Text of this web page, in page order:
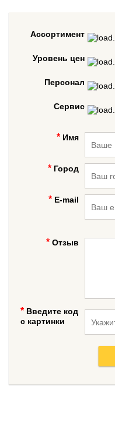
Ассортимент
Уровень цен
Персонал
Сервис
Имя
Город
E-mail
Отзыв
Введите код
с картинки